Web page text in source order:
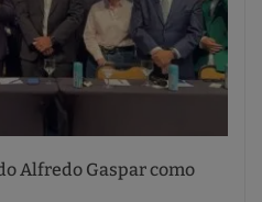
Alfredo Gaspar como